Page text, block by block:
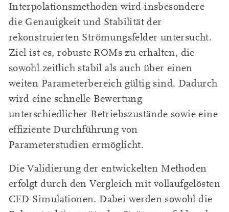
Interpolationsmethoden wird insbesondere
die Genauigkeit und Stabilität der
rekonstruierten Strömungsfelder untersucht.
Ziel ist es, robuste ROMs zu erhalten, die
sowohl zeitlich stabil als auch über einen
weiten Parameterbereich gültig sind. Dadurch
wird eine schnelle Bewertung
unterschiedlicher Betriebszustände sowie eine
effiziente Durchführung von
Parameterstudien ermöglicht.
Die Validierung der entwickelten Methoden
erfolgt durch den Vergleich mit vollaufgelösten
CFD-Simulationen. Dabei werden sowohl die